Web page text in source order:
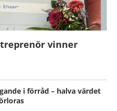
vinner
i förråd – halva värdet